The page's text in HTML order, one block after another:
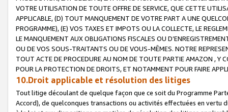
VOTRE UTILISATION DE TOUTE OFFRE DE SERVICE, QUE CETTE
APPLICABLE, (D) TOUT MANQUEMENT DE VOTRE PART A UNE
PROGRAMME), (E) VOS TAXES ET IMPOTS OU LA COLLECTE, LE
LE MANQUEMENT AUX OBLIGATIONS FISCALES OU
OU DE VOS SOUS-TRAITANTS OU DE VOUS-MÊMES. NOTRE
TOUT ACTE DE PROCEDURE AU NOM DE TOUTE PARTIE AMAZON , Y
POUR LA PROTECTION DE DROITS, ET NOTAMMENT POUR FAIRE
10.Droit applicable et résolution des litiges
Tout litige découlant de quelque façon que ce soit du Programme
Accord), de quelconques transactions ou activités effectuées en vertu